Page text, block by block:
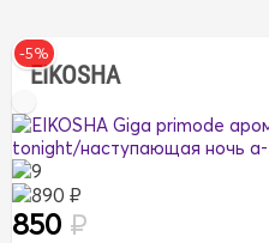
EIKOSHA
-5%
9
890 ₽
850 ₽